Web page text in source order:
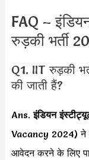
FAQ –
रुड़की भर्ती
Q1. IIT रुड़की
की जाती हैं?
Ans.इंडियन
Vacancy 2024) ने
आवेदन करने के लिए